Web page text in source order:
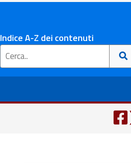
Indice A-Z dei contenuti